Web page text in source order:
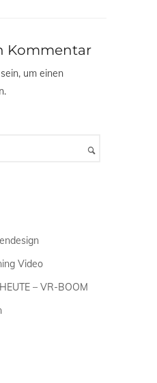
Kommentar
sein, um einen
Video
– VR-BOOM